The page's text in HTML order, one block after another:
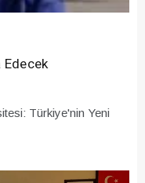
Türkiye'nin Yeni